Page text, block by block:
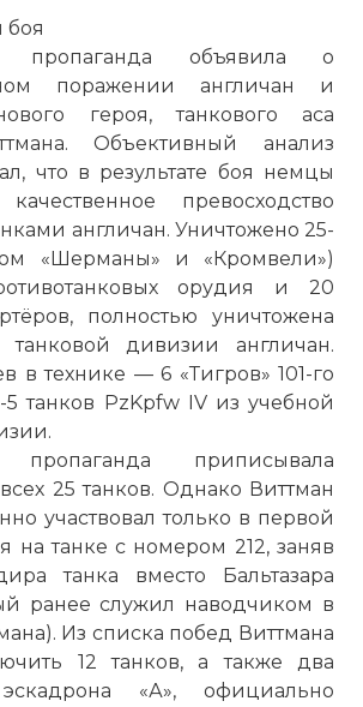
боя
пропаганда объявила о
поражении англичан и
героя, танкового аса
Объективный анализ
что в результате боя немцы
превосходство
англичан. Уничтожено 25-
«Шерманы» и «Кромвели»)
орудия и 20
полностью уничтожена
танковой дивизии англичан.
в технике — 6 «Тигров» 101-го
5 танков PzKpfw IV из учебной
пропаганда приписывала
25 танков. Однако Виттман
участвовал только в первой
на танке с номером 212, заняв
танка вместо Бальтазара
ранее служил наводчиком в
Из списка побед Виттмана
12 танков, а также два
«А», официально